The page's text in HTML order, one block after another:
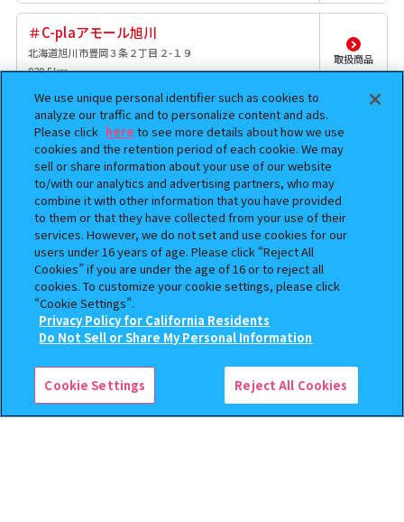
検索中の商品
キャンメイク(CANMAKE TOKYO) ミニチュア
コレクション3
＃C-plaアモール旭川
北海道旭川市豊岡３条２丁目２-１９
920.5km
取扱商品
ホーム > キャンメイク(CANMAKE TOKYO) ミニチュアコレクション3
ガシャポン公式アカウント
プライバシーポリシー
We use unique personal identifier such as cookies to
analyze our traffic and to personalize content and ads.
Please click here to see more details about how we use
cookies and the retention period of each cookie. We may
sell or share information about your use of our website
to/with our analytics and advertising partners, who may
combine it with other information that you have provided
to them or that they have collected from your use of their
services. However, we do not set and use cookies for our
users under 16 years of age. Please click “Reject All
Cookies” if you are under the age of 16 or to reject all
cookies. To customize your cookie settings, please click
“Cookie Settings”.
Privacy Policy for California Residents
Do Not Sell or Share My Personal Information
Cookie Settings Reject All Cookies